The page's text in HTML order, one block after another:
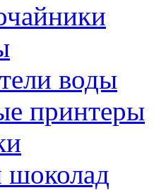
воды
принтеры
шоколад